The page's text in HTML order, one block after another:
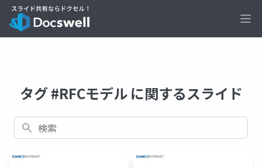
タグ #RFCモデル に関するスライド
検索